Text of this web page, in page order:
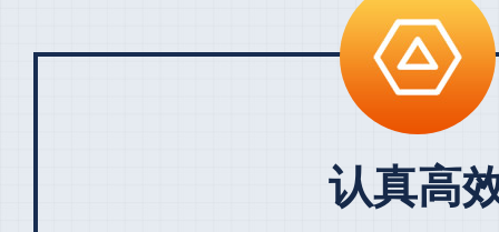
认真高